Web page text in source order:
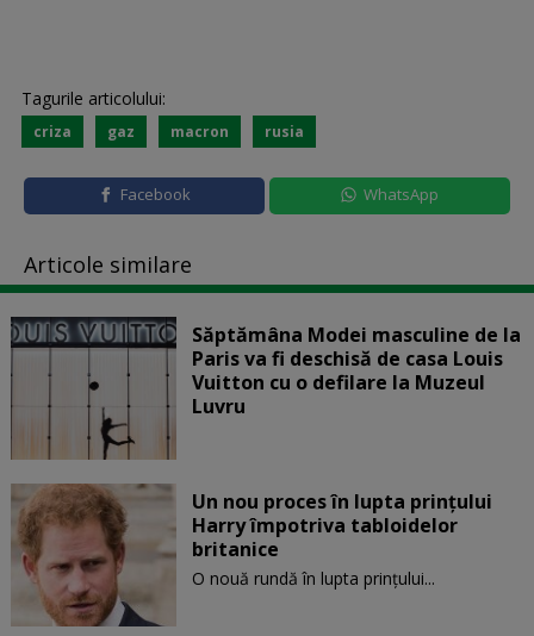
Tagurile articolului:
criza gaz macron rusia
Facebook WhatsApp
Articole similare
Săptămâna Modei masculine de la
Paris va fi deschisă de casa Louis
Vuitton cu o defilare la Muzeul
Luvru
Un nou proces în lupta prinţului
Harry împotriva tabloidelor
britanice
O nouă rundă în lupta prinţului...